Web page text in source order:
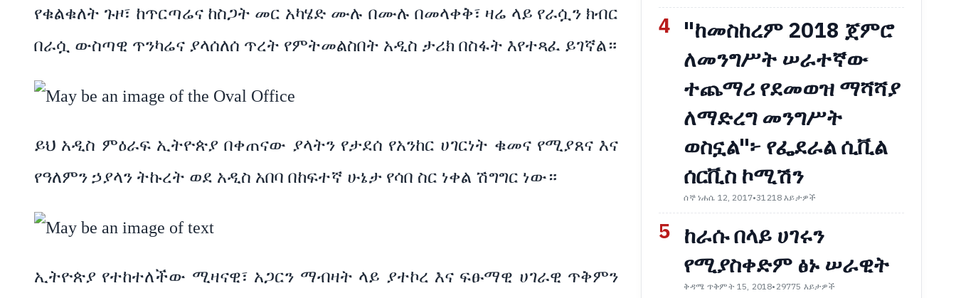
የቁልቁለት ጉዞ፣ ከጥርጣሬና ከስጋት መር አካሄድ ሙሉ በሙሉ በመላቀቅ፣ ዛሬ ላይ የራሷን ክብር
በራሷ ውስጣዊ ጥንካሬና ያላሰለሰ ጥረት የምትመልስበት አዲስ ታሪክ በስፋት እየተጻፈ ይገኛል።
ይህ አዲስ ምዕራፍ ኢትዮጵያ በቀጠናው ያላትን የታደሰ የአንከር ሀገርነት ቁመና የሚያጸና እና
የዓለምን ኃያላን ትኩረት ወደ አዲስ አበባ በከፍተኛ ሁኔታ የሳበ ስር ነቀል ሽግግር ነው።
ኢትዮጵያ የተከተለችው ሚዛናዊ፣ አጋርን ማብዛት ላይ ያተኮረ እና ፍፁማዊ ሀገራዊ ጥቅምን
4 "ከመስከረም 2018 ጀምሮ
ለመንግሥት ሠራተኛው
ተጨማሪ የደመወዝ ማሻሻያ
ለማድረግ መንግሥት
ወስኗል"፦ የፌደራል ሲቪል
ሰርቪስ ኮሚሽን
ሰኞ ነሐሴ 12, 2017•31218 እይታዎች
5 ከራሱ በላይ ሀገሩን
የሚያስቀድም ፅኑ ሠራዊት
ቅዳሜ ጥቅምት 15, 2018•29775 እይታዎች